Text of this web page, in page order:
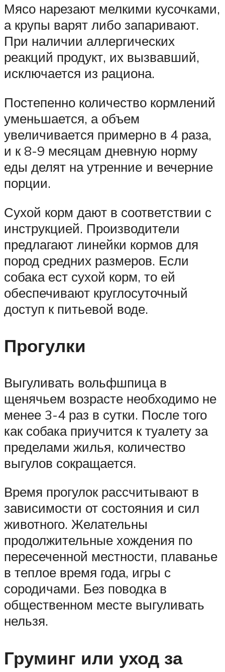
Мясо нарезают мелкими кусочками,
а крупы варят либо запаривают.
При наличии аллергических
реакций продукт, их вызвавший,
исключается из рациона.
Постепенно количество кормлений
уменьшается, а объем
увеличивается примерно в 4 раза,
и к 8-9 месяцам дневную норму
еды делят на утренние и вечерние
порции.
Сухой корм дают в соответствии с
инструкцией. Производители
предлагают линейки кормов для
пород средних размеров. Если
собака ест сухой корм, то ей
обеспечивают круглосуточный
доступ к питьевой воде.
Прогулки
Выгуливать вольфшпица в
щенячьем возрасте необходимо не
менее 3-4 раз в сутки. После того
как собака приучится к туалету за
пределами жилья, количество
выгулов сокращается.
Время прогулок рассчитывают в
зависимости от состояния и сил
животного. Желательны
продолжительные хождения по
пересеченной местности, плаванье
в теплое время года, игры с
сородичами. Без поводка в
общественном месте выгуливать
нельзя.
Груминг или уход за